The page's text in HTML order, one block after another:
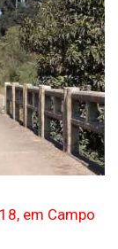
em Campo